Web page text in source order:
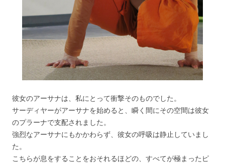
彼女のアーサナは、私にとって衝撃そのものでした。
サーディヤーがアーサナを始めると、瞬く間にその空間は彼女
のプラーナで支配されました。
強烈なアーサナにもかかわらず、彼女の呼吸は静止していまし
た。
こちらが息をすることをおそれるほどの、すべてが極まったピ